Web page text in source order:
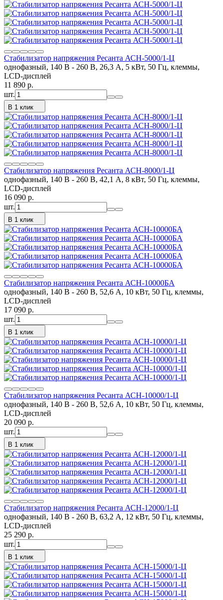
Стабилизатор напряжения Ресанта АСН-5000/1-Ц
однофазный, 140 В - 260 В, 26,3 А, 5 кВт, 50 Гц, клеммы,
LCD-дисплей
11 890 p.
шт.
В 1 клик
Стабилизатор напряжения Ресанта АСН-8000/1-Ц
однофазный, 140 В - 260 В, 42,1 А, 8 кВт, 50 Гц, клеммы,
LCD-дисплей
16 090 p.
шт.
В 1 клик
Стабилизатор напряжения Ресанта АСН-10000БА
однофазный, 140 В - 260 В, 52,6 А, 10 кВт, 50 Гц, клеммы,
LCD-дисплей
17 090 p.
шт.
В 1 клик
Стабилизатор напряжения Ресанта АСН-10000/1-Ц
однофазный, 140 В - 260 В, 52,6 А, 10 кВт, 50 Гц, клеммы,
LCD-дисплей
20 090 p.
шт.
В 1 клик
Стабилизатор напряжения Ресанта АСН-12000/1-Ц
однофазный, 140 В - 260 В, 63,2 А, 12 кВт, 50 Гц, клеммы,
LCD-дисплей
25 290 p.
шт.
В 1 клик